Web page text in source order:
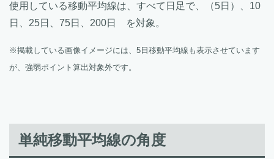
使用している移動平均線は、すべて日足で、（5日）、10
日、25日、75日、200日 を対象。
※掲載している画像イメージには、5日移動平均線も表示させています
が、強弱ポイント算出対象外です。
単純移動平均線の角度